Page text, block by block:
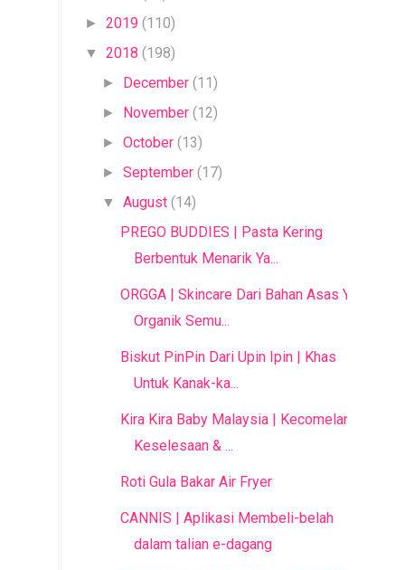
► 2019 (110)
▼ 2018 (198)
► December (11)
► November (12)
►October (13)
►September (17)
▼ August (14)
PREGO BUDDIES | Pasta Kering
Berbentuk Menarik Ya...
ORGGA | Skincare Dari Bahan Asas Yang
Organik Semu...
Biskut PinPin Dari Upin Ipin | Khas
Untuk Kanak-ka...
Kira Kira Baby Malaysia | Kecomelan,
Keselesaan & ...
Roti Gula Bakar Air Fryer
CANNIS | Aplikasi Membeli-belah
dalam talian e-dagang